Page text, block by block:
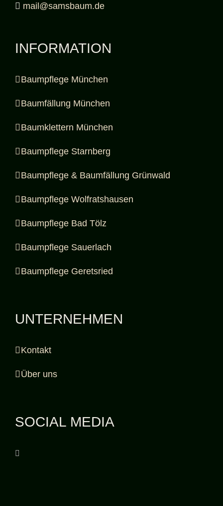
mail@samsbaum.de
INFORMATION
Baumpflege München
Baumfällung München
Baumklettern München
Baumpflege Starnberg
Baumpflege & Baumfällung Grünwald
Baumpflege Wolfratshausen
Baumpflege Bad Tölz
Baumpflege Sauerlach
Baumpflege Geretsried
UNTERNEHMEN
Kontakt
Über uns
SOCIAL MEDIA